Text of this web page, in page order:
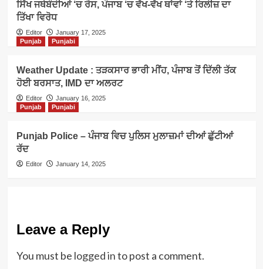
ਸਿੱਖ ਜਥੇਬੰਦੀਆਂ ‘ਚ ਰੋਸ, ਪੰਜਾਬ ‘ਚ ਵੱਖ-ਵੱਖ ਥਾਂਵਾਂ ‘ਤੇ ਰਿਲੀਜ਼ ਦਾ
ਤਿੱਖਾ ਵਿਰੋਧ
Editor
January 17, 2025
Punjab
Punjabi
Weather Update : ਤੜਕਸਾਰ ਭਾਰੀ ਮੀਂਹ, ਪੰਜਾਬ ਤੋਂ ਦਿੱਲੀ ਤੱਕ
ਹੋਈ ਬਰਸਾਤ, IMD ਦਾ ਅਲਰਟ
Editor
January 16, 2025
Punjab
Punjabi
Punjab Police – ਪੰਜਾਬ ਵਿਚ ਪੁਲਿਸ ਮੁਲਾਜ਼ਮਾਂ ਦੀਆਂ ਛੁੱਟੀਆਂ
ਰੱਦ
Editor January 14, 2025
Leave a Reply
You must be logged into post a comment.